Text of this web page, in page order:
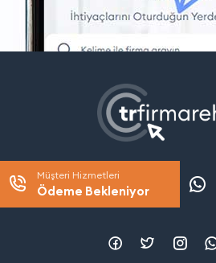
Müşteri Hizmetleri
Ödeme Bekleniyor